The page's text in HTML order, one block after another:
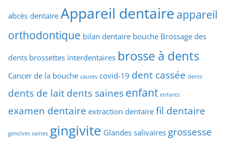
abcès dentaire Appareil dentaire appareil
orthodontique bilan dentaire bouche Brossage des
dents brossettes interdentaires brosse à dents
Cancer de la bouche causes covid-19 dent cassée dents
dents de lait dents saines enfant enfants
examen dentaire extraction dentaire fil dentaire
gencives saines gingivite Glandes salivaires grossesse